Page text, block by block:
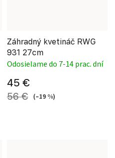
Záhradný kvetináč RWG
931 27cm
Odosielame do 7-14 prac. dní
45 €
56 € (–19 %)